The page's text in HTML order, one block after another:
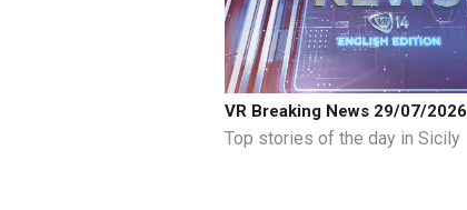
VR Breaking News 29/07/2026
Top stories of the day in Sicily